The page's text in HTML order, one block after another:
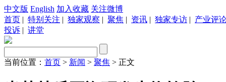
中文版 English 加入收藏 关注微博
首页 | 特别关注 | 独家观察 | 聚焦 | 资讯 | 独家专访 | 产业评
投诉 | 讲堂
当前位置： 首页 > 新闻 > 聚焦 > 正文